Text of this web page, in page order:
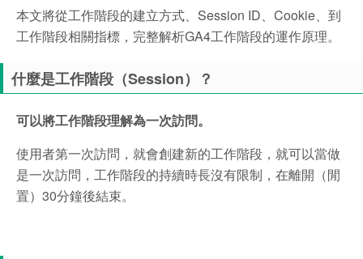
本文將從工作階段的建立方式、Session ID、Cookie、到
工作階段相關指標，完整解析GA4工作階段的運作原理。
什麼是工作階段（Session）？
可以將工作階段理解為一次訪問。
使用者第一次訪問，就會創建新的工作階段，就可以當做
是一次訪問，工作階段的持續時長沒有限制，在離開（閒
置）30分鐘後結束。